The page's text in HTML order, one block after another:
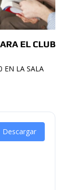
EL CLUB
EN LA SALA
Descargar